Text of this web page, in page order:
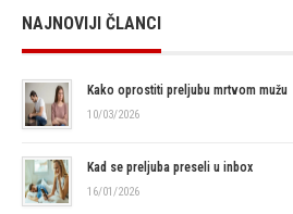
NAJNOVIJI ČLANCI
Kako oprostiti preljubu mrtvom mužu
10/03/2026
Kad se preljuba preseli u inbox
16/01/2026